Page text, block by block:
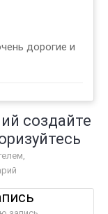
дорогие и
создайте